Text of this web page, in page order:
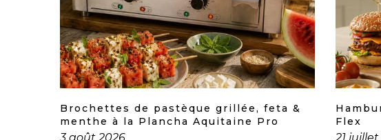
Brochettes de pastèque grillée, feta &
menthe à la Plancha Aquitaine Pro
3 août 2026
Flex
21